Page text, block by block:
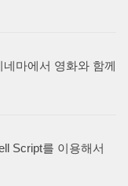
마에서 영화와 함께
Script를 이용해서